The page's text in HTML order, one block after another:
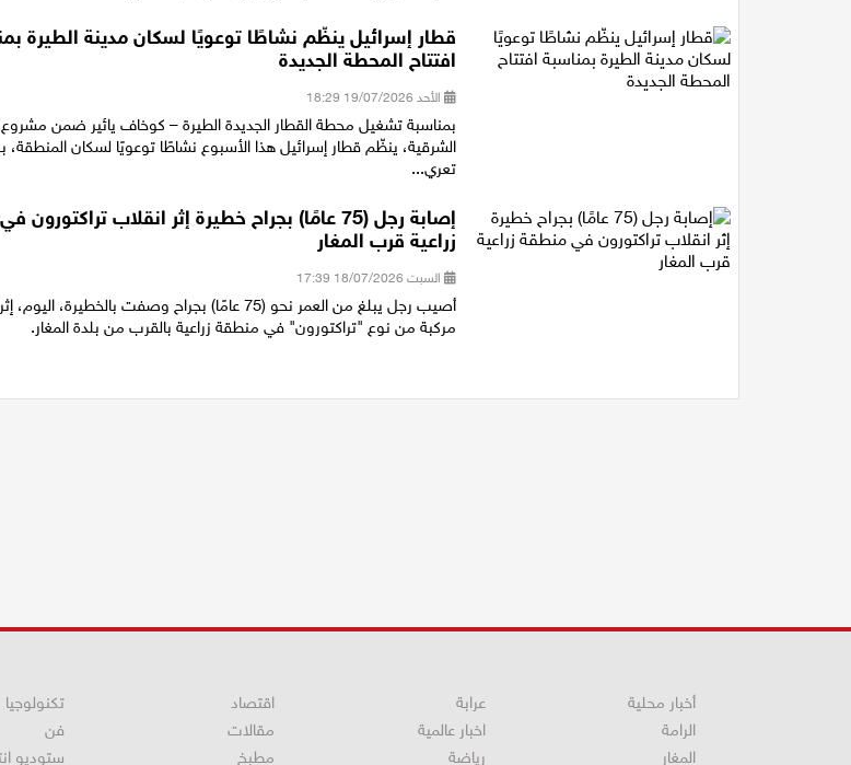
قطار إسرائيل ينظّم نشاطًا توعويًا لسكان مدينة الطيرة
افتتاح المحطة الجديدة
الأحد 19/07/2026 18:29
بمناسبة تشغيل محطة القطار الجديدة الطيرة – كوخاف يائير ضمن
الشرقية، ينظّم قطار إسرائيل هذا الأسبوع نشاطًا توعويًا لسكان
تعري...
إصابة رجل (75 عامًا) بجراح خطيرة إثر انقلاب
زراعية قرب المغار
السبت 18/07/2026 17:39
أصيب رجل يبلغ من العمر نحو (75 عامًا) بجراح وصفت بالخطيرة،
مركبة من نوع "تراكتورون" في منطقة زراعية بالقرب من بلدة المغار.
أخبار محلية
الرامة
المغار
عرابة
اخبار عالمية
رياضة
اقتصاد
مقالات
مطبخ
تكنولوجيا
فن
ستوديو